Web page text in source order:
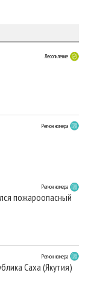
Лесопиление
Регион номера
Регион номера
пожароопасный
Регион номера
Саха (Якутия)